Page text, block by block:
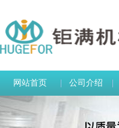
网站首页 公司介绍